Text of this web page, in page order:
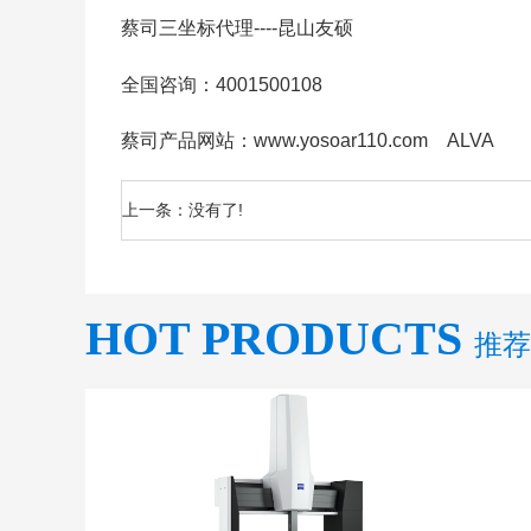
蔡司三坐标代理----昆山友硕
全国咨询：4001500108
蔡司产品网站： www.yosoar110.com ALVA
上一条：没有了!
HOT PRODUCTS 推